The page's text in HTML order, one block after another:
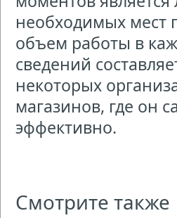
необходимых мест
объем работы в
сведений
некоторых
магазинов, где он
эффективно.
Смотрите также